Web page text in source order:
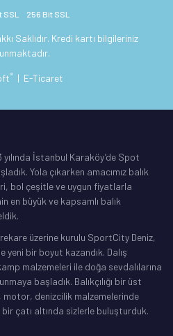
256 Bit SSL
Saklıdır. Kredi kartı bilgileriniz
® | E-Ticaret
İstanbul Karaköy’de Spot
Yola çıkarken amacımız balık
bol çeşitle ve uygun fiyatlarla
en büyük ve kapsamlı balık
üzerine kurulu SportCity Deniz,
yeni bir boyut kazandık. Dalış
malzemeleri ile doğa sevdalılarına
başladık. Balıkçılığı bir üst
denizcilik malzemelerinde
bir çatı altında sizlerle buluşturduk.